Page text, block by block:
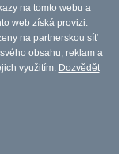
na tomto webu a
web získá provizi.
na partnerskou síť
obsahu, reklam a
využitím. Dozvědět